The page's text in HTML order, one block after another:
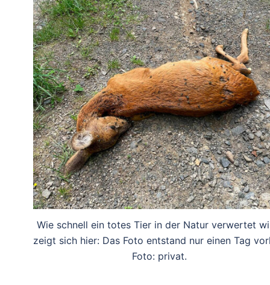
Wie schnell ein totes Tier in der Natur verwertet
zeigt sich hier: Das Foto entstand nur einen Tag
Foto: privat.